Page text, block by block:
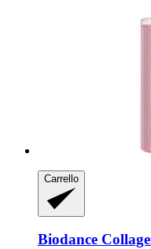
Carrello
Biodance